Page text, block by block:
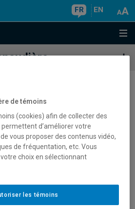
FR EN
de Lanaudière
trimestre, jour, plage horaire,
de témoins
(cookies) afin de collecter des
d’améliorer votre
vous proposer des contenus vidéo,
de fréquentation, etc. Vous
choix en sélectionnant
les témoins